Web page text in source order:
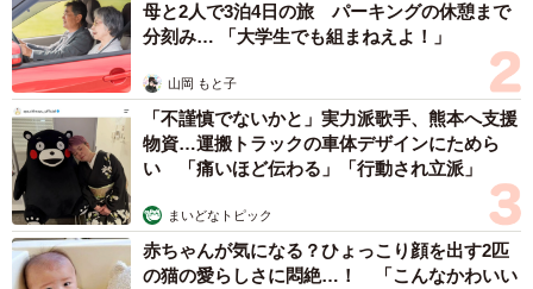
母と2人で3泊4日の旅 パーキングの休憩まで
分刻み… 「大学生でも組まねえよ！」
山岡 もと子
「不謹慎でないかと」実力派歌手、熊本へ支援
物資…運搬トラックの車体デザインにためら
い 「痛いほど伝わる」「行動され立派」
まいどなトピック
赤ちゃんが気になる？ひょっこり顔を出す2匹
の猫の愛らしさに悶絶…！ 「こんなかわいい